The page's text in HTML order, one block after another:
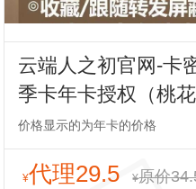
云端人之初官网-卡
季卡年卡授权（桃花
价格显示的为年卡的价格
¥代理29.5 ¥原价